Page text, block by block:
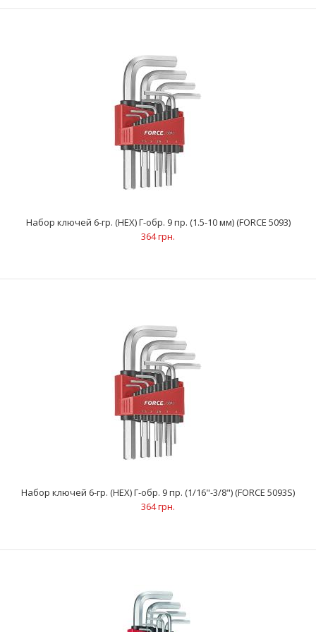
Ключи 6-гранные (HEX) (13 шт): 2; 2.5; 3; 4; 5; 6; 7; 8; 10; 12; 14; 17;
19 ммАртикул: 764 02....
260 грн.
Ключи 6-гранные (HEX) Г-образные (7 шт): 1.5; 2; 2.5; 3; 4; 5;
6 ммАртикул: 764 015...06..
Набор ключей 6-гр. (HEX) Г-обр. 9 пр. (1.5-10 мм) (FORCE 5093)
364 грн.
Набор ключей 6-гр. (HEX) Г-обр. 9 пр. (1/16"-3/8") (FORCE 5093S)
364 грн.